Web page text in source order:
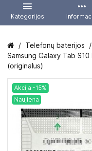

Kategorijos
more_horiz
Telefonų baterijos
Samsung Galaxy Tab
(originalus)
Akcija -15%
Naujiena